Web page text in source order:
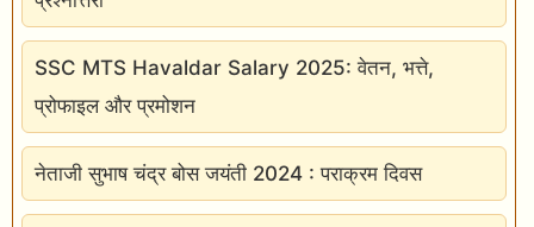
SSC MTS Havaldar Salary 2025: वेतन, भत्ते,
प्रोफाइल और प्रमोशन
नेताजी सुभाष चंद्र बोस जयंती 2024 : पराक्रम दिवस